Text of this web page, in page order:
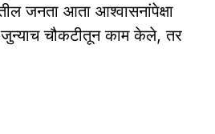
जनता आता आश्वासनांपेक्षा
जुन्याच चौकटीतून काम केले, तर